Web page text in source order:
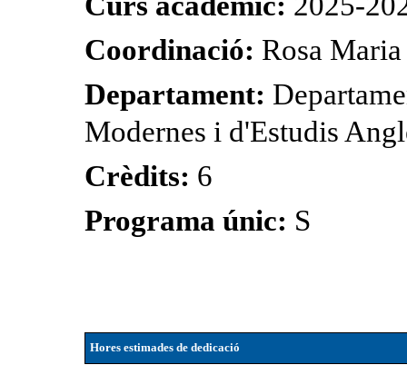
Coordinació: Rosa
Departament:
Modernes i d'Estudis
Crèdits: 6
Programa únic: S
Hores estimades de dedicació